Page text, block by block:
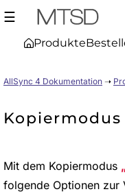
☰
Produkte
AllSync 4 Dokumentation ➝
Mit dem Kopiermodus
folgende Optionen zur